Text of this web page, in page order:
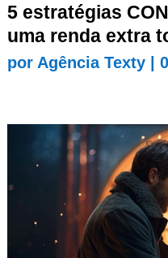
5 estratégias
uma renda extra
por Agência Texty|